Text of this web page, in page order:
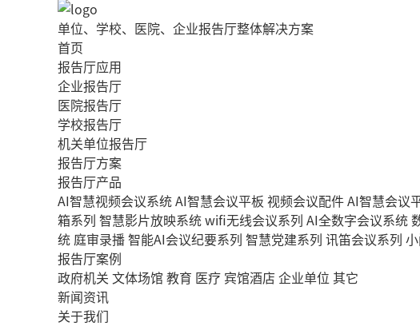
单位、学校、医院、企业报告厅整体解决方案
首页
报告厅应用
企业报告厅
医院报告厅
学校报告厅
机关单位报告厅
报告厅方案
报告厅产品
AI智慧视频会议系统AI智慧会议平板 视频会议配件AI智慧会议
箱系列 智慧影片放映系统wifi无线会议系列 AI全数字会议系统
统 庭审录播智能AI会议纪要系列 智慧党建系列 讯笛会议系列
报告厅案例
政府机关 文体场馆 教育 医疗 宾馆酒店 企业单位 其它
新闻资讯
关于我们